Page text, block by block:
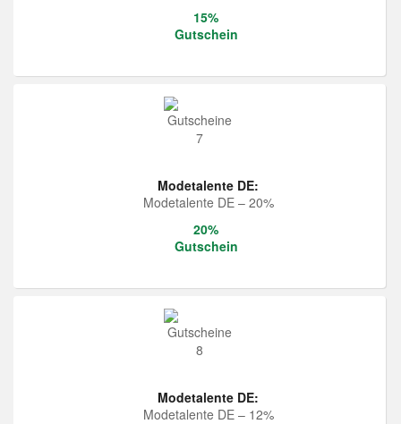
15%
Gutschein
Modetalente DE:
Modetalente DE – 20%
20%
Gutschein
Modetalente DE:
Modetalente DE – 12%